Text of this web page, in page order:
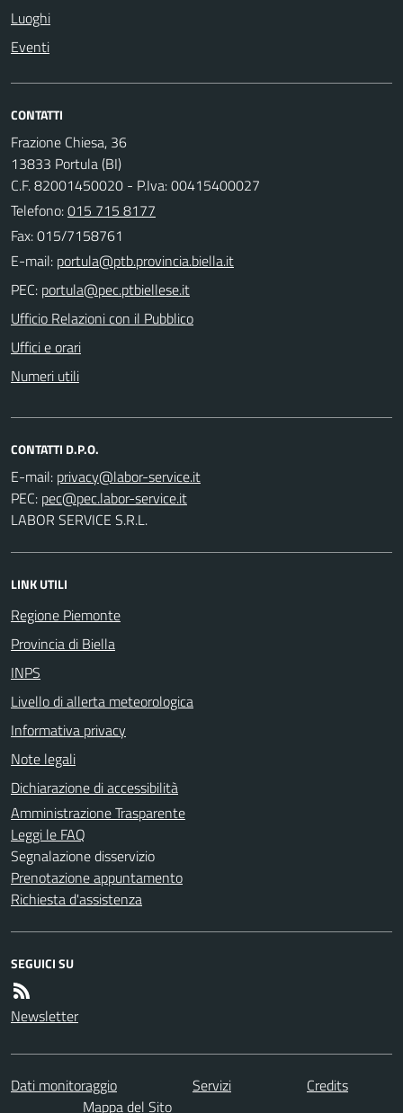
Luoghi
Eventi
CONTATTI
Frazione Chiesa, 36
13833 Portula (BI)
C.F. 82001450020 - P.Iva: 00415400027
Telefono:015 715 8177
Fax: 015/7158761
E-mail:
PEC:
Ufficio Relazioni con il Pubblico
Uffici e orari
Numeri utili
CONTATTI D.P.O.
E-mail:
PEC:
LABOR SERVICE S.R.L.
LINK UTILI
Regione Piemonte
Provincia di Biella
INPS
Livello di allerta meteorologica
Informativa privacy
Note legali
Dichiarazione di accessibilità
Amministrazione Trasparente
Leggi le FAQ
Segnalazione disservizio
Prenotazione appuntamento
Richiesta d'assistenza
SEGUICI SU
Newsletter
Dati monitoraggio Servizi
Credits
Mappa del Sito